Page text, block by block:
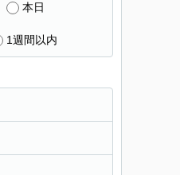
本日
1週間以内